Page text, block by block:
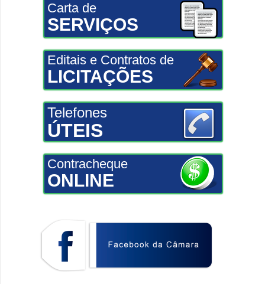
Carta de
SERVIÇOS
Editais e Contratos de
LICITAÇÕES
Telefones
ÚTEIS
Contracheque
ONLINE